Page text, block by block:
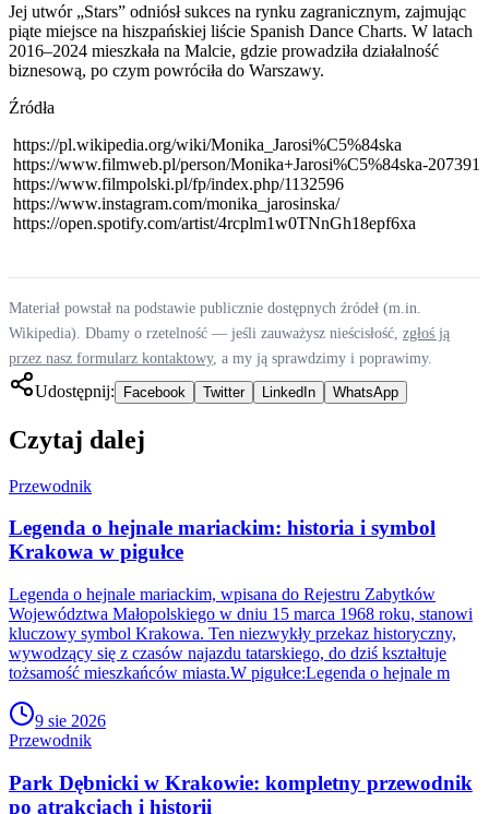
Jej utwór „Stars” odniósł sukces na rynku zagranicznym, zajmując
piąte miejsce na hiszpańskiej liście Spanish Dance Charts. W latach
2016–2024 mieszkała na Malcie, gdzie prowadziła działalność
biznesową, po czym powróciła do Warszawy.
Źródła
https://pl.wikipedia.org/wiki/Monika_Jarosi%C5%84ska
https://www.filmweb.pl/person/Monika+Jarosi%C5%84ska-207391
https://www.filmpolski.pl/fp/index.php/1132596
https://www.instagram.com/monika_jarosinska/
https://open.spotify.com/artist/4rcplm1w0TNnGh18epf6xa
Materiał powstał na podstawie publicznie dostępnych źródeł (m.in.
Wikipedia). Dbamy o rzetelność — jeśli zauważysz nieścisłość, zgłoś ją
przez nasz formularz kontaktowy, a my ją sprawdzimy i poprawimy.
Udostępnij: Facebook Twitter LinkedIn WhatsApp
Czytaj dalej
Przewodnik
Legenda o hejnale mariackim: historia i symbol
Krakowa w pigułce
Legenda o hejnale mariackim, wpisana do Rejestru Zabytków
Województwa Małopolskiego w dniu 15 marca 1968 roku, stanowi
kluczowy symbol Krakowa. Ten niezwykły przekaz historyczny,
wywodzący się z czasów najazdu tatarskiego, do dziś kształtuje
tożsamość mieszkańców miasta.W pigułce:Legenda o hejnale m
9 sie 2026
Przewodnik
Park Dębnicki w Krakowie: kompletny przewodnik
po atrakcjach i historii